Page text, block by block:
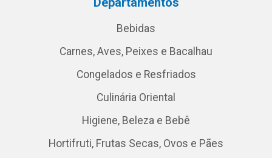
Bebidas
Carnes, Aves, Peixes e Bacalhau
Congelados e Resfriados
Culinária Oriental
Higiene, Beleza e Bebê
Hortifruti, Frutas Secas, Ovos e Pães